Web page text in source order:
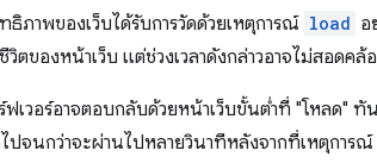
ภาพของเว็บได้รับการวัดด้วยเหตุการณ์ load อ
วิตของหน้าเว็บ แต่ช่วงเวลาดังกล่าวอาจไม่สอดค
ฟเวอร์อาจตอบกลับด้วยหน้าเว็บขั้นต่ำที่ "โหลด"
ปจนกว่าจะผ่านไปหลายวินาทีหลังจากที่เหตุการณ์